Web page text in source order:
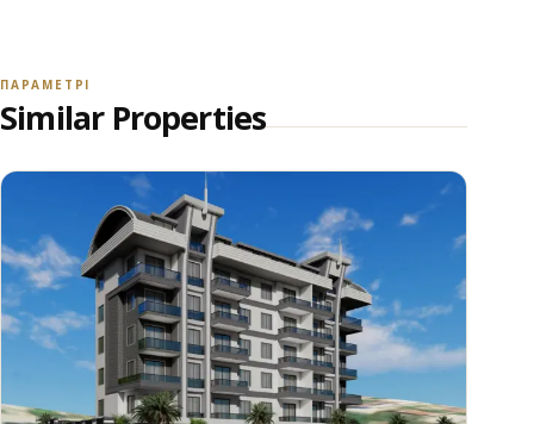
ПАРАМЕТРІ
Similar Properties